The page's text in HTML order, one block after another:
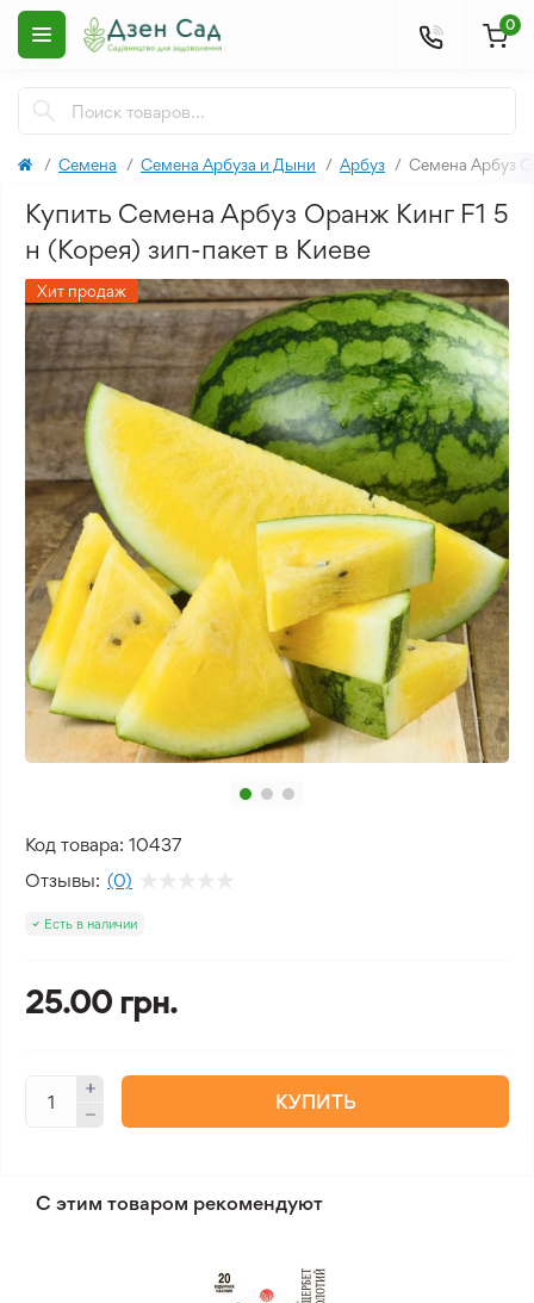
0
Семена Семена Арбуза и Дыни Арбуз Семена Арбуз
Купить Семена Арбуз Оранж Кинг F1 5
н (Корея) зип-пакет в Киеве
Хит продаж
Код товара: 10437
Отзывы: (0)
Есть в наличии
25.00 грн.
КУПИТЬ
С этим товаром рекомендуют